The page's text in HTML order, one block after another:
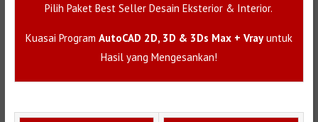
Pilih Paket Best Seller Desain Eksterior & Interior.
Kuasai Program AutoCAD 2D, 3D & 3Ds Max + Vrayuntuk
Hasil yang Mengesankan!